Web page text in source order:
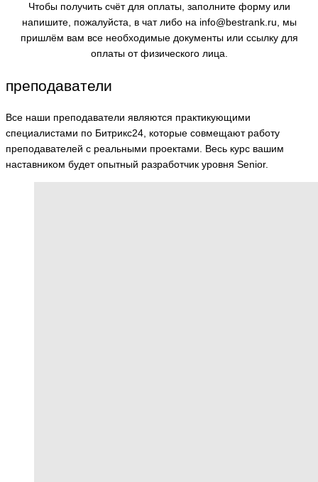
Чтобы получить счёт для оплаты, заполните форму или
напишите, пожалуйста, в чат либо на info@bestrank.ru, мы
пришлём вам все необходимые документы или ссылку для
оплаты от физического лица.
преподаватели
Все наши преподаватели являются практикующими
специалистами по Битрикс24, которые совмещают работу
преподавателей с реальными проектами. Весь курс вашим
наставником будет опытный разработчик уровня Senior.